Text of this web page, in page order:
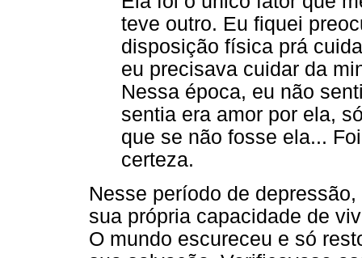
teve outro. Eu fiquei
disposição física prá
eu precisava cuidar da
Nessa época, eu não
sentia era amor por ela,
que se não fosse ela...
certeza.
Nesse período de
sua própria capacidade de
O mundo escureceu e só